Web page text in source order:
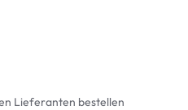
Lieferanten bestellen